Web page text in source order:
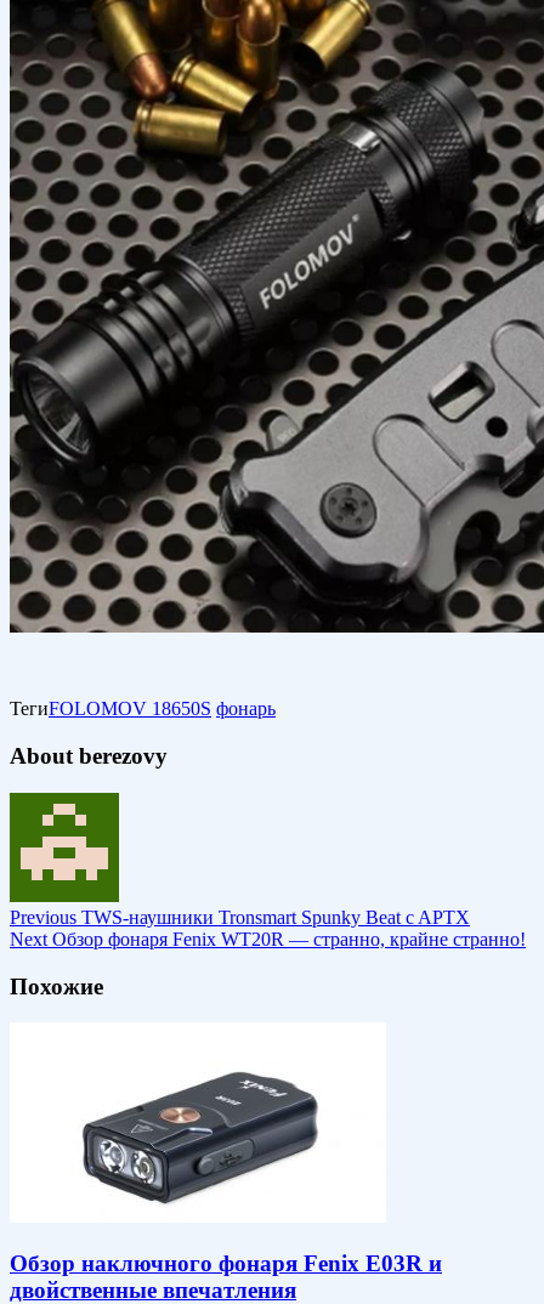
ТегиFOLOMOV 18650S фонарь
About berezovy
Previous TWS-наушники Tronsmart Spunky Beat c APTX
Next Обзор фонаря Fenix WT20R — странно, крайне странно!
Похожие
Обзор наключного фонаря Fenix E03R и
двойственные впечатления